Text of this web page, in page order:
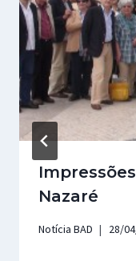
Nazaré
Notícia BAD 28/